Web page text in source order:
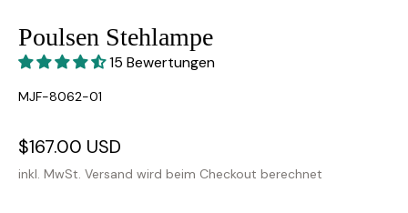
Poulsen Stehlampe
15 Bewertungen
SKU:
MJF-8062-01
Verkaufspreis
$167.00 USD
Preis
inkl. MwSt. Versand wird beim Checkout berechnet